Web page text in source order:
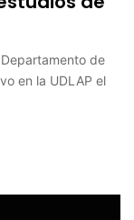
de
en la UDLAP el